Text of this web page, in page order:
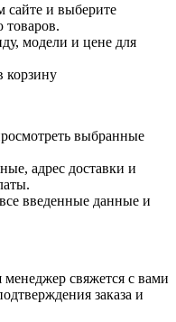
сайте и выберите
модели и цене для
корзину
выбранные
адрес доставки и
введенные данные и
свяжется с вами
заказа и